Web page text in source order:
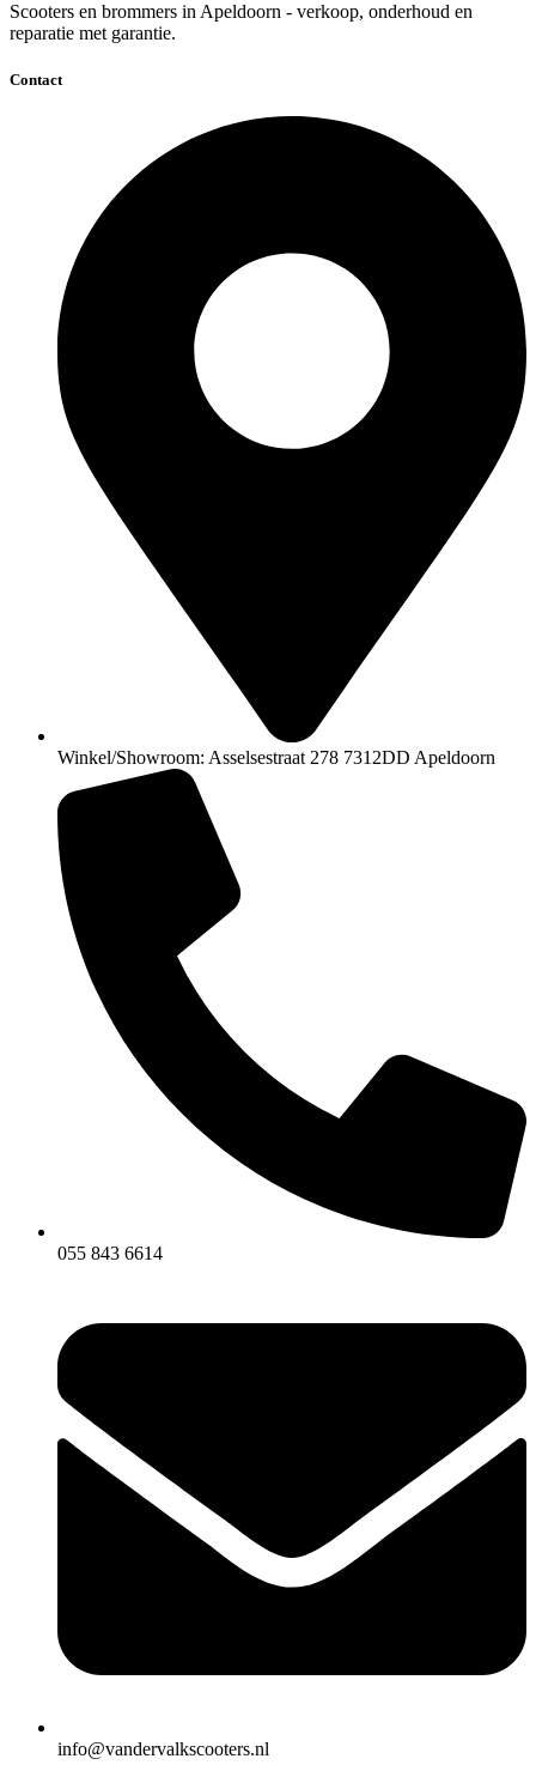
Scooters en brommers in Apeldoorn - verkoop, onderhoud en
reparatie met garantie.
Contact
Winkel/Showroom: Asselsestraat 278 7312DD Apeldoorn
055 843 6614
info@vandervalkscooters.nl